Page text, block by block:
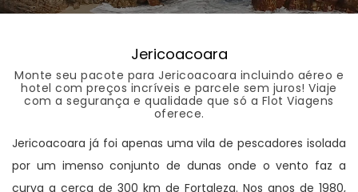
Jericoacoara
Monte seu pacote para Jericoacoara incluindo aéreo e
hotel com preços incríveis e parcele sem juros! Viaje
com a segurança e qualidade que só a Flot Viagens
oferece.
Jericoacoara já foi apenas uma vila de pescadores isolada
por um imenso conjunto de dunas onde o vento faz a
curva a cerca de 300 km de Fortaleza. Nos anos de 1980,